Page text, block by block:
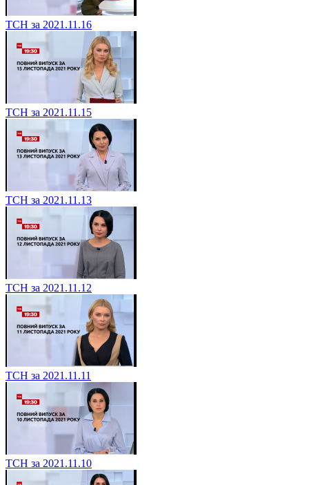
ТСН за 2021.11.16
ТСН за 2021.11.15
ТСН за 2021.11.13
ТСН за 2021.11.12
ТСН за 2021.11.11
ТСН за 2021.11.10